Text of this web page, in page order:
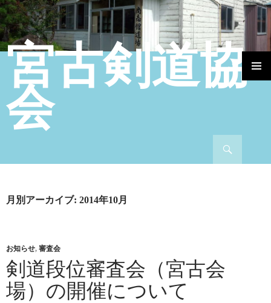
宮古剣道協
会
コンテンツへ移動
月別アーカイブ: 2014年10月
お知らせ, 審査会
剣道段位審査会（宮古会
場）の開催について